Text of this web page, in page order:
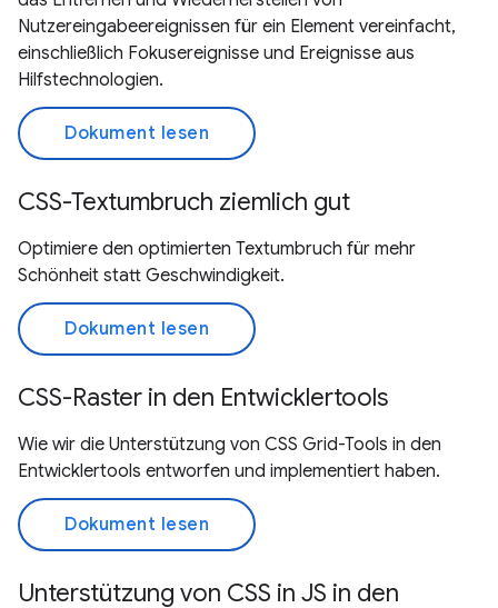
Nutzereingabeereignissen für ein Element vereinfacht,
einschließlich Fokusereignisse und Ereignisse aus
Hilfstechnologien.
Dokument lesen
CSS-Textumbruch ziemlich gut
Optimiere den optimierten Textumbruch für mehr
Schönheit statt Geschwindigkeit.
Dokument lesen
CSS-Raster in den Entwicklertools
Wie wir die Unterstützung von CSS Grid-Tools in den
Entwicklertools entworfen und implementiert haben.
Dokument lesen
Unterstützung von CSS in JS in den